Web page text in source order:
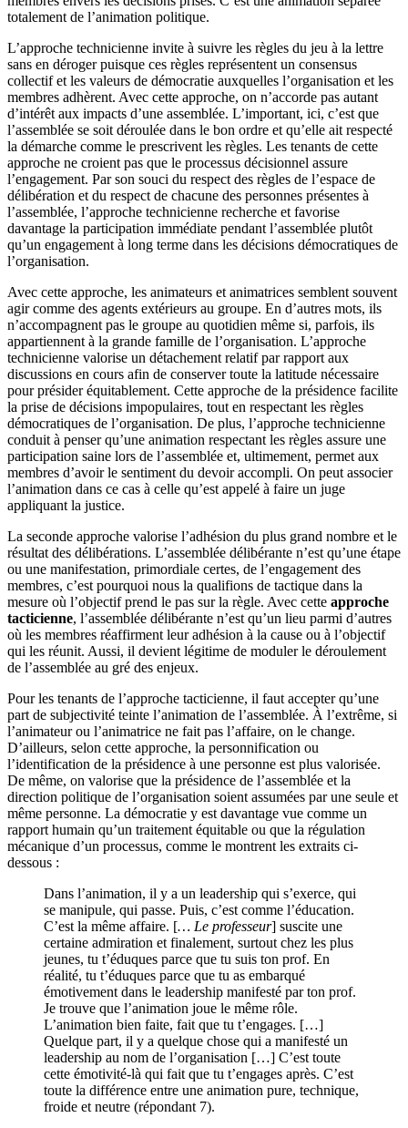
totalement de l’animation politique.
L’approche technicienne invite à suivre les règles du jeu à la lettre
sans en déroger puisque ces règles représentent un consensus
collectif et les valeurs de démocratie auxquelles l’organisation et les
membres adhèrent. Avec cette approche, on n’accorde pas autant
d’intérêt aux impacts d’une assemblée. L’important, ici, c’est que
l’assemblée se soit déroulée dans le bon ordre et qu’elle ait respecté
la démarche comme le prescrivent les règles. Les tenants de cette
approche ne croient pas que le processus décisionnel assure
l’engagement. Par son souci du respect des règles de l’espace de
délibération et du respect de chacune des personnes présentes à
l’assemblée, l’approche technicienne recherche et favorise
davantage la participation immédiate pendant l’assemblée plutôt
qu’un engagement à long terme dans les décisions démocratiques de
l’organisation.
Avec cette approche, les animateurs et animatrices semblent souvent
agir comme des agents extérieurs au groupe. En d’autres mots, ils
n’accompagnent pas le groupe au quotidien même si, parfois, ils
appartiennent à la grande famille de l’organisation. L’approche
technicienne valorise un détachement relatif par rapport aux
discussions en cours afin de conserver toute la latitude nécessaire
pour présider équitablement. Cette approche de la présidence facilite
la prise de décisions impopulaires, tout en respectant les règles
démocratiques de l’organisation. De plus, l’approche technicienne
conduit à penser qu’une animation respectant les règles assure une
participation saine lors de l’assemblée et, ultimement, permet aux
membres d’avoir le sentiment du devoir accompli. On peut associer
l’animation dans ce cas à celle qu’est appelé à faire un juge
appliquant la justice.
La seconde approche valorise l’adhésion du plus grand nombre et le
résultat des délibérations. L’assemblée délibérante n’est qu’une étape
ou une manifestation, primordiale certes, de l’engagement des
membres, c’est pourquoi nous la qualifions de tactique dans la
mesure où l’objectif prend le pas sur la règle. Avec cette approche
tacticienne, l’assemblée délibérante n’est qu’un lieu parmi d’autres
où les membres réaffirment leur adhésion à la cause ou à l’objectif
qui les réunit. Aussi, il devient légitime de moduler le déroulement
de l’assemblée au gré des enjeux.
Pour les tenants de l’approche tacticienne, il faut accepter qu’une
part de subjectivité teinte l’animation de l’assemblée. À l’extrême, si
l’animateur ou l’animatrice ne fait pas l’affaire, on le change.
D’ailleurs, selon cette approche, la personnification ou
l’identification de la présidence à une personne est plus valorisée.
De même, on valorise que la présidence de l’assemblée et la
direction politique de l’organisation soient assumées par une seule et
même personne. La démocratie y est davantage vue comme un
rapport humain qu’un traitement équitable ou que la régulation
mécanique d’un processus, comme le montrent les extraits ci-
dessous :
Dans l’animation, il y a un leadership qui s’exerce, qui
se manipule, qui passe. Puis, c’est comme l’éducation.
C’est la même affaire. [… Le professeur] suscite une
certaine admiration et finalement, surtout chez les plus
jeunes, tu t’éduques parce que tu suis ton prof. En
réalité, tu t’éduques parce que tu as embarqué
émotivement dans le leadership manifesté par ton prof.
Je trouve que l’animation joue le même rôle.
L’animation bien faite, fait que tu t’engages. […]
Quelque part, il y a quelque chose qui a manifesté un
leadership au nom de l’organisation […] C’est toute
cette émotivité-là qui fait que tu t’engages après. C’est
toute la différence entre une animation pure, technique,
froide et neutre (répondant 7).